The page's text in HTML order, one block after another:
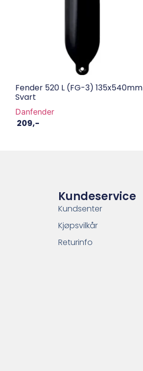
Fender 520 L (FG-3) 135x540mm
Svart
Danfender
209,-
Kundeservice
Kundsenter
Kjøpsvilkår
Returinfo